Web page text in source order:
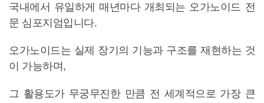
국내에서 유일하게 매년마다 개최되는 오가노이드 전
문 심포지엄입니다.
오가노이드는 실제 장기의 기능과 구조를 재현하는 것
이 가능하며,
그 활용도가 무궁무진한 만큼 전 세계적으로 가장 큰